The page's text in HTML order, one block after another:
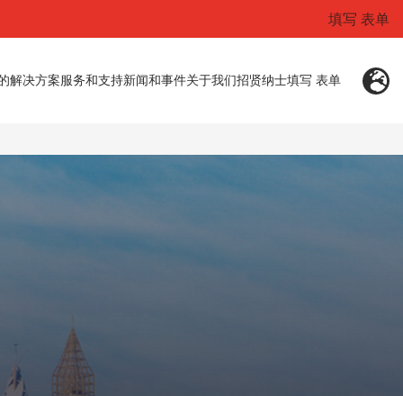
填写 表单
解决方案服务和支持新闻和事件关于我们招贤纳士填写 表单